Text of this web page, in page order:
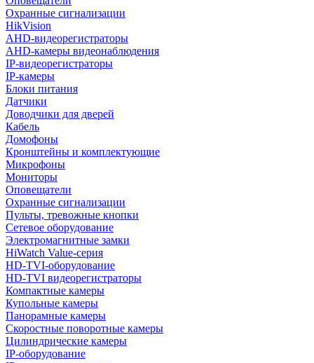
Охранные сигнализации
HikVision
AHD-видеорегистраторы
AHD-камеры видеонаблюдения
IP-видеорегистраторы
IP-камеры
Блоки питания
Датчики
Доводчики для дверей
Кабель
Домофоны
Кронштейны и комплектующие
Микрофоны
Мониторы
Оповещатели
Охранные сигнализации
Пульты, тревожные кнопки
Сетевое оборудование
Электромагнитные замки
HiWatch Value-серия
HD-TVI-оборудование
HD-TVI видеорегистраторы
Компактные камеры
Купольные камеры
Панорамные камеры
Скоростные поворотные камеры
Цилиндрические камеры
IP-оборудование